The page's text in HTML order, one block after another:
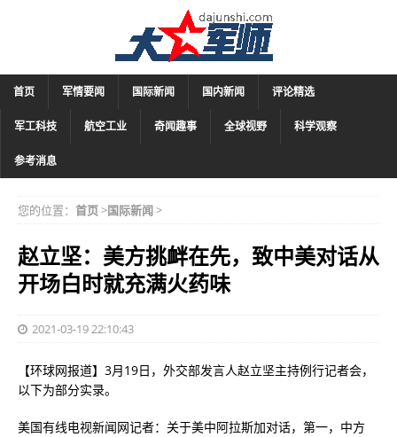
首页 军情要闻 国际新闻 国内新闻 评论精选
军工科技 航空工业 奇闻趣事 全球视野 科学观察
参考消息
您的位置： 首页>国际新闻>
赵立坚：美方挑衅在先，致中美对话从
开场白时就充满火药味
2021-03-19 22:10:43
【环球网报道】3月19日，外交部发言人赵立坚主持例行记者会，
以下为部分实录。
美国有线电视新闻网记者：关于美中阿拉斯加对话，第一，中方